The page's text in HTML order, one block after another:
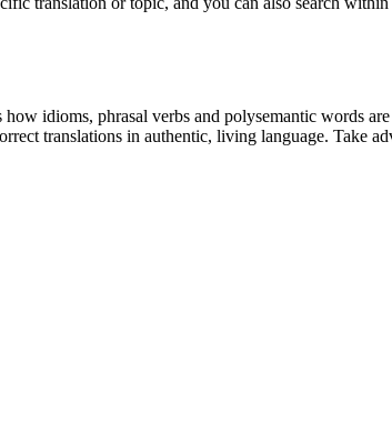
idioms, phrasal verbs and polysemantic words
translations in authentic, living language. Take